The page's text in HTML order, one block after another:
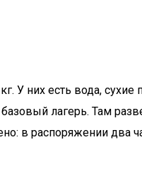
У них есть вода,
лагерь. Там
в распоряжении два